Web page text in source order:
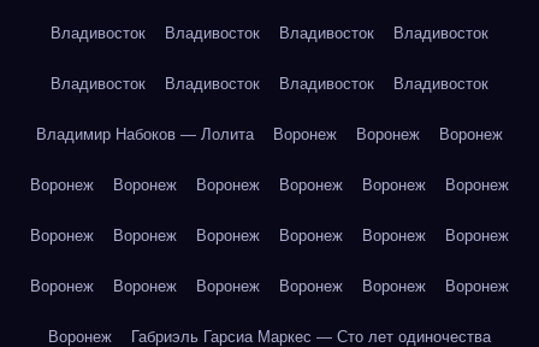
Владивосток Владивосток Владивосток Владивосток
Владивосток Владивосток Владивосток Владивосток
Владимир Набоков — Лолита Воронеж Воронеж Воронеж
Воронеж Воронеж Воронеж Воронеж Воронеж Воронеж
Воронеж Воронеж Воронеж Воронеж Воронеж Воронеж
Воронеж Воронеж Воронеж Воронеж Воронеж Воронеж
Воронеж Габриэль Гарсиа Маркес — Сто лет одиночества